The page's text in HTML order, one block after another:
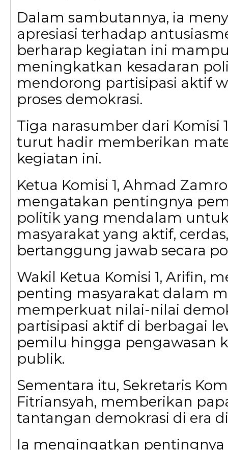
Dalam sambutannya, ia
apresiasi terhadap
berharap kegiatan ini
meningkatkan kesadaran
mendorong partisipasi aktif
proses demokrasi.
Tiga narasumber dari Komisi
turut hadir memberikan
kegiatan ini.
Ketua Komisi 1, Ahmad
mengatakan pentingnya
politik yang mendalam
masyarakat yang aktif,
bertanggung jawab secara
Wakil Ketua Komisi 1, Arifin,
penting masyarakat dalam
memperkuat nilai-nilai
partisipasi aktif di berbagai
pemilu hingga pengawasan
publik.
Sementara itu, Sekretaris
Fitriansyah, memberikan
tantangan demokrasi di era
Ia mengingatkan